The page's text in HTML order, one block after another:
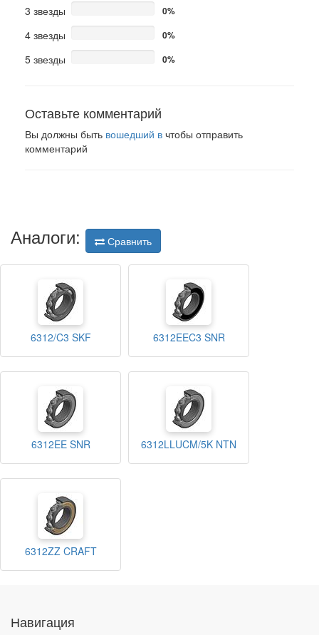
3 звезды 0%
4 звезды 0%
5 звезды 0%
Оставьте комментарий
Вы должны быть вошедший в чтобы отправить
комментарий
Аналоги: Сравнить
6312/C3 SKF 6312EEC3 SNR
6312EE SNR 6312LLUCM/5K NTN
6312ZZ CRAFT
Навигация